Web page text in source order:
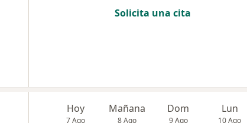
Solicita una cita
Hoy
7 Ago
Mañana
8 Ago
Dom
9 Ago
Lun
10 Ago